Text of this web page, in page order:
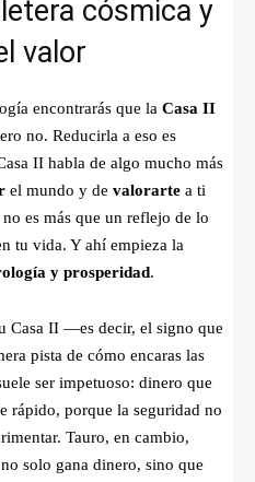
cósmica y
valor
encontrarás que la Casa II
no. Reducirla a eso es
II habla de algo mucho más
el mundo y de valorarte a ti
es más que un reflejo de lo
tu vida. Y ahí empieza la
y prosperidad.
Casa II —es decir, el signo que
pista de cómo encaras las
ser impetuoso: dinero que
rápido, porque la seguridad no
Tauro, en cambio,
solo gana dinero, sino que